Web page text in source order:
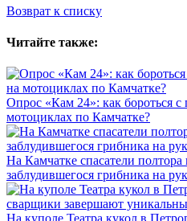
Возврат к списку
Читайте также:
Опрос «Кам 24»: как бороться
мотоциклах по Камчатке?
На Камчатке спасатели полтора
заблудившегося грибника на